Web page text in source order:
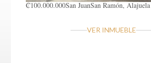
₡100.000.000San JuanSan Ramón, Alajuela
VER INMUEBLE